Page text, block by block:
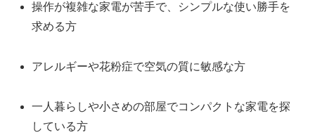
操作が複雑な家電が苦手で、シンプルな使い勝手を
求める方
アレルギーや花粉症で空気の質に敏感な方
一人暮らしや小さめの部屋でコンパクトな家電を探
している方